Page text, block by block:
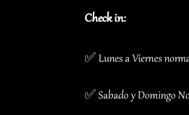
Check in:
✅ Lunes a Viernes
✅ Sabado y Domingo